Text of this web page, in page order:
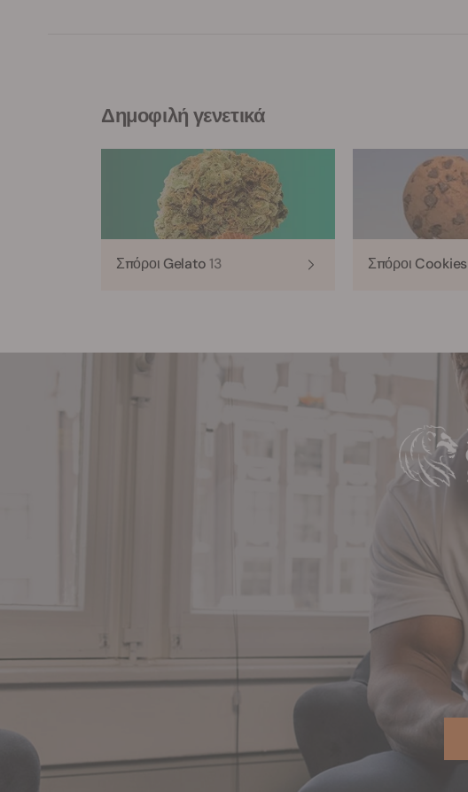
Δημοφιλή γενετικά
Σπόροι Gelato13 Σπόροι Cookies